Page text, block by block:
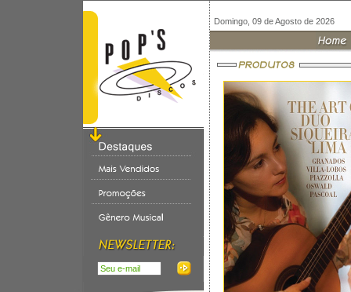
Domingo, 09 de Agosto de 2026